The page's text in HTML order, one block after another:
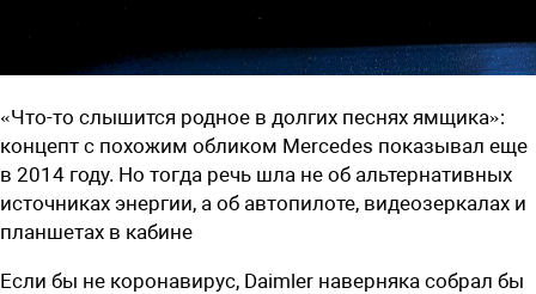
«Что-то слышится родное в долгих песнях ямщика»:
концепт с похожим обликом Mercedes показывал еще
в 2014 году. Но тогда речь шла не об альтернативных
источниках энергии, а об автопилоте, видеозеркалах и
планшетах в кабине
Если бы не коронавирус, Daimler наверняка собрал бы